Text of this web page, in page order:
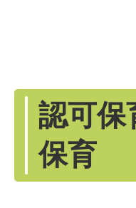
認可保
保育